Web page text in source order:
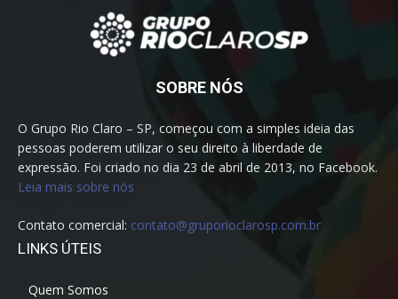
SOBRE NÓS
O Grupo Rio Claro – SP, começou com a simples ideia das
pessoas poderem utilizar o seu direito à liberdade de
expressão. Foi criado no dia 23 de abril de 2013, no Facebook.
Leia mais sobre nós
Contato comercial: contato@gruporioclarosp.com.br
LINKS ÚTEIS
Quem Somos